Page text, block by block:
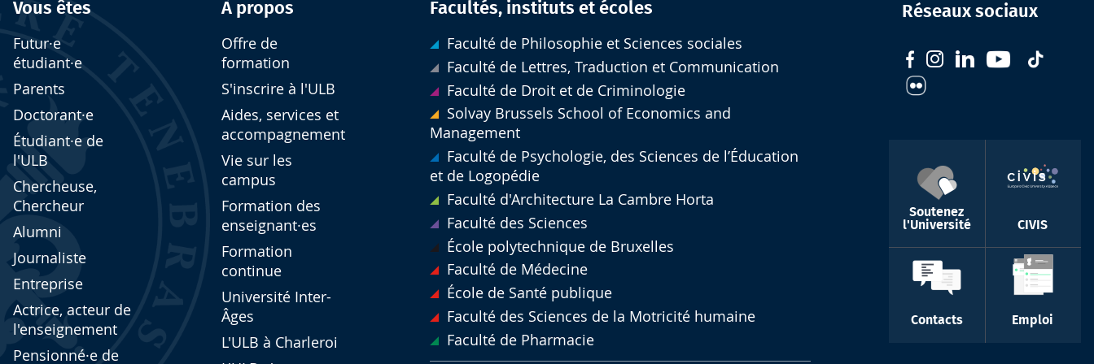
Vous êtes
Futur·e
étudiant·e
Parents
Doctorant·e
Étudiant·e de
l'ULB
Chercheuse,
Chercheur
Alumni
Journaliste
Entreprise
Actrice, acteur de
l'enseignement
Pensionné·e de
À propos
Offre de
formation
S'inscrire à l'ULB
Aides, services et
accompagnement
Vie sur les
campus
Formation des
enseignant·es
Formation
continue
Université Inter-
Âges
L'ULB à Charleroi
Facultés, instituts et écoles
Faculté de Philosophie et Sciences sociales
Faculté de Lettres, Traduction et Communication
Faculté de Droit et de Criminologie
Solvay Brussels School of Economics and
Management
Faculté de Psychologie, des Sciences de l’Éducation
et de Logopédie
Faculté d'Architecture La Cambre Horta
Faculté des Sciences
École polytechnique de Bruxelles
Faculté de Médecine
École de Santé publique
Faculté des Sciences de la Motricité humaine
Faculté de Pharmacie
Réseaux sociaux
Soutenez
l'Université
CIVIS
Contacts Emploi